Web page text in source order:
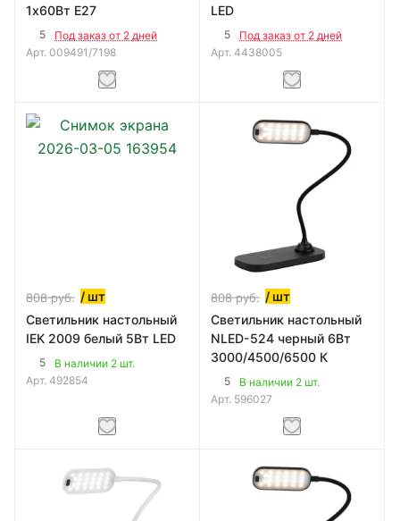
1х60Вт E27
5
Под заказ от 2 дней
Арт. 009491/7198
LED
5
Под заказ от 2 дней
Арт. 4438005
808руб. / шт
Светильник настольный
IEK 2009 белый 5Вт LED
5
В наличии 2 шт.
Арт. 492854
808руб. / шт
Светильник настольный
NLED-524 черный 6Вт
3000/4500/6500 К
5
В наличии 2 шт.
Арт. 596027